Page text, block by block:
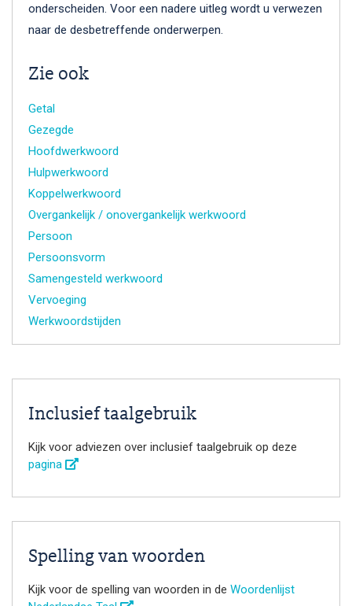
onderscheiden. Voor een nadere uitleg wordt u verwezen
naar de desbetreffende onderwerpen.
Zie ook
Getal
Gezegde
Hoofdwerkwoord
Hulpwerkwoord
Koppelwerkwoord
Overgankelijk / onovergankelijk werkwoord
Persoon
Persoonsvorm
Samengesteld werkwoord
Vervoeging
Werkwoordstijden
Inclusief taalgebruik
Kijk voor adviezen over inclusief taalgebruik op deze
pagina
Spelling van woorden
Kijk voor de spelling van woorden in de Woordenlijst